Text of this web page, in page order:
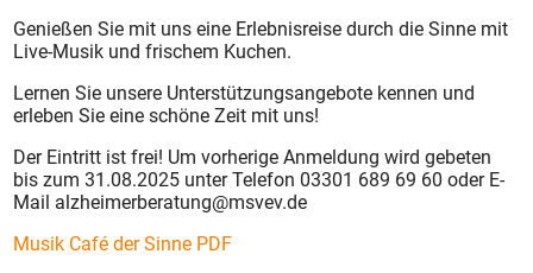
Genießen Sie mit uns eine Erlebnisreise durch die Sinne mit
Live-Musik und frischem Kuchen.
Lernen Sie unsere Unterstützungsangebote kennen und
erleben Sie eine schöne Zeit mit uns!
Der Eintritt ist frei! Um vorherige Anmeldung wird gebeten
bis zum 31.08.2025 unter Telefon 03301 689 69 60 oder E-
Mail alzheimerberatung@msvev.de
Musik Café der Sinne PDF